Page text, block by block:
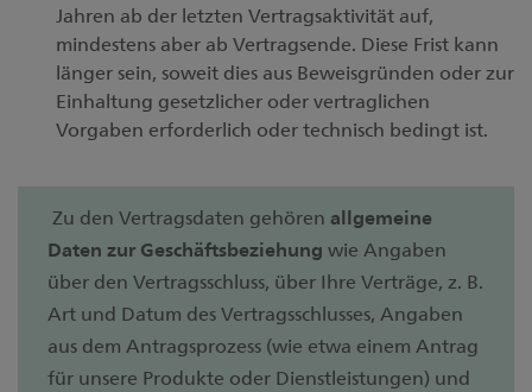
Jahren ab der letzten Vertragsaktivität auf,
mindestens aber ab Vertragsende. Diese Frist kann
länger sein, soweit dies aus Beweisgründen oder zur
Einhaltung gesetzlicher oder vertraglichen
Vorgaben erforderlich oder technisch bedingt ist.
Zu den Vertragsdaten gehören allgemeine
Daten zur Geschäftsbeziehung wie Angaben
über den Vertragsschluss, über Ihre Verträge, z. B.
Art und Datum des Vertragsschlusses, Angaben
aus dem Antragsprozess (wie etwa einem Antrag
für unsere Produkte oder Dienstleistungen) und